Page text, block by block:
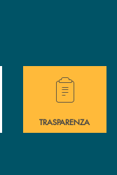
immediata?
Hai bisogno di
TRASPARENZA